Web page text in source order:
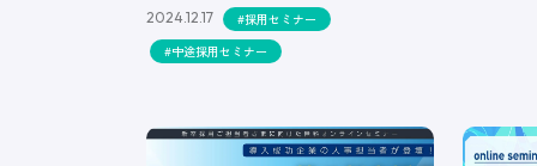
2024.12.17
#採用セミナー
#中途採用セミナー